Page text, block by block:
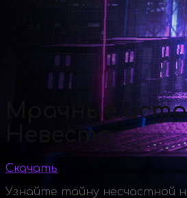
Мрачные
Невеста
Скачать
Узнайте тайну несчастной